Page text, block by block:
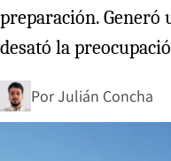
preparación.
desató la
PorJulián Concha